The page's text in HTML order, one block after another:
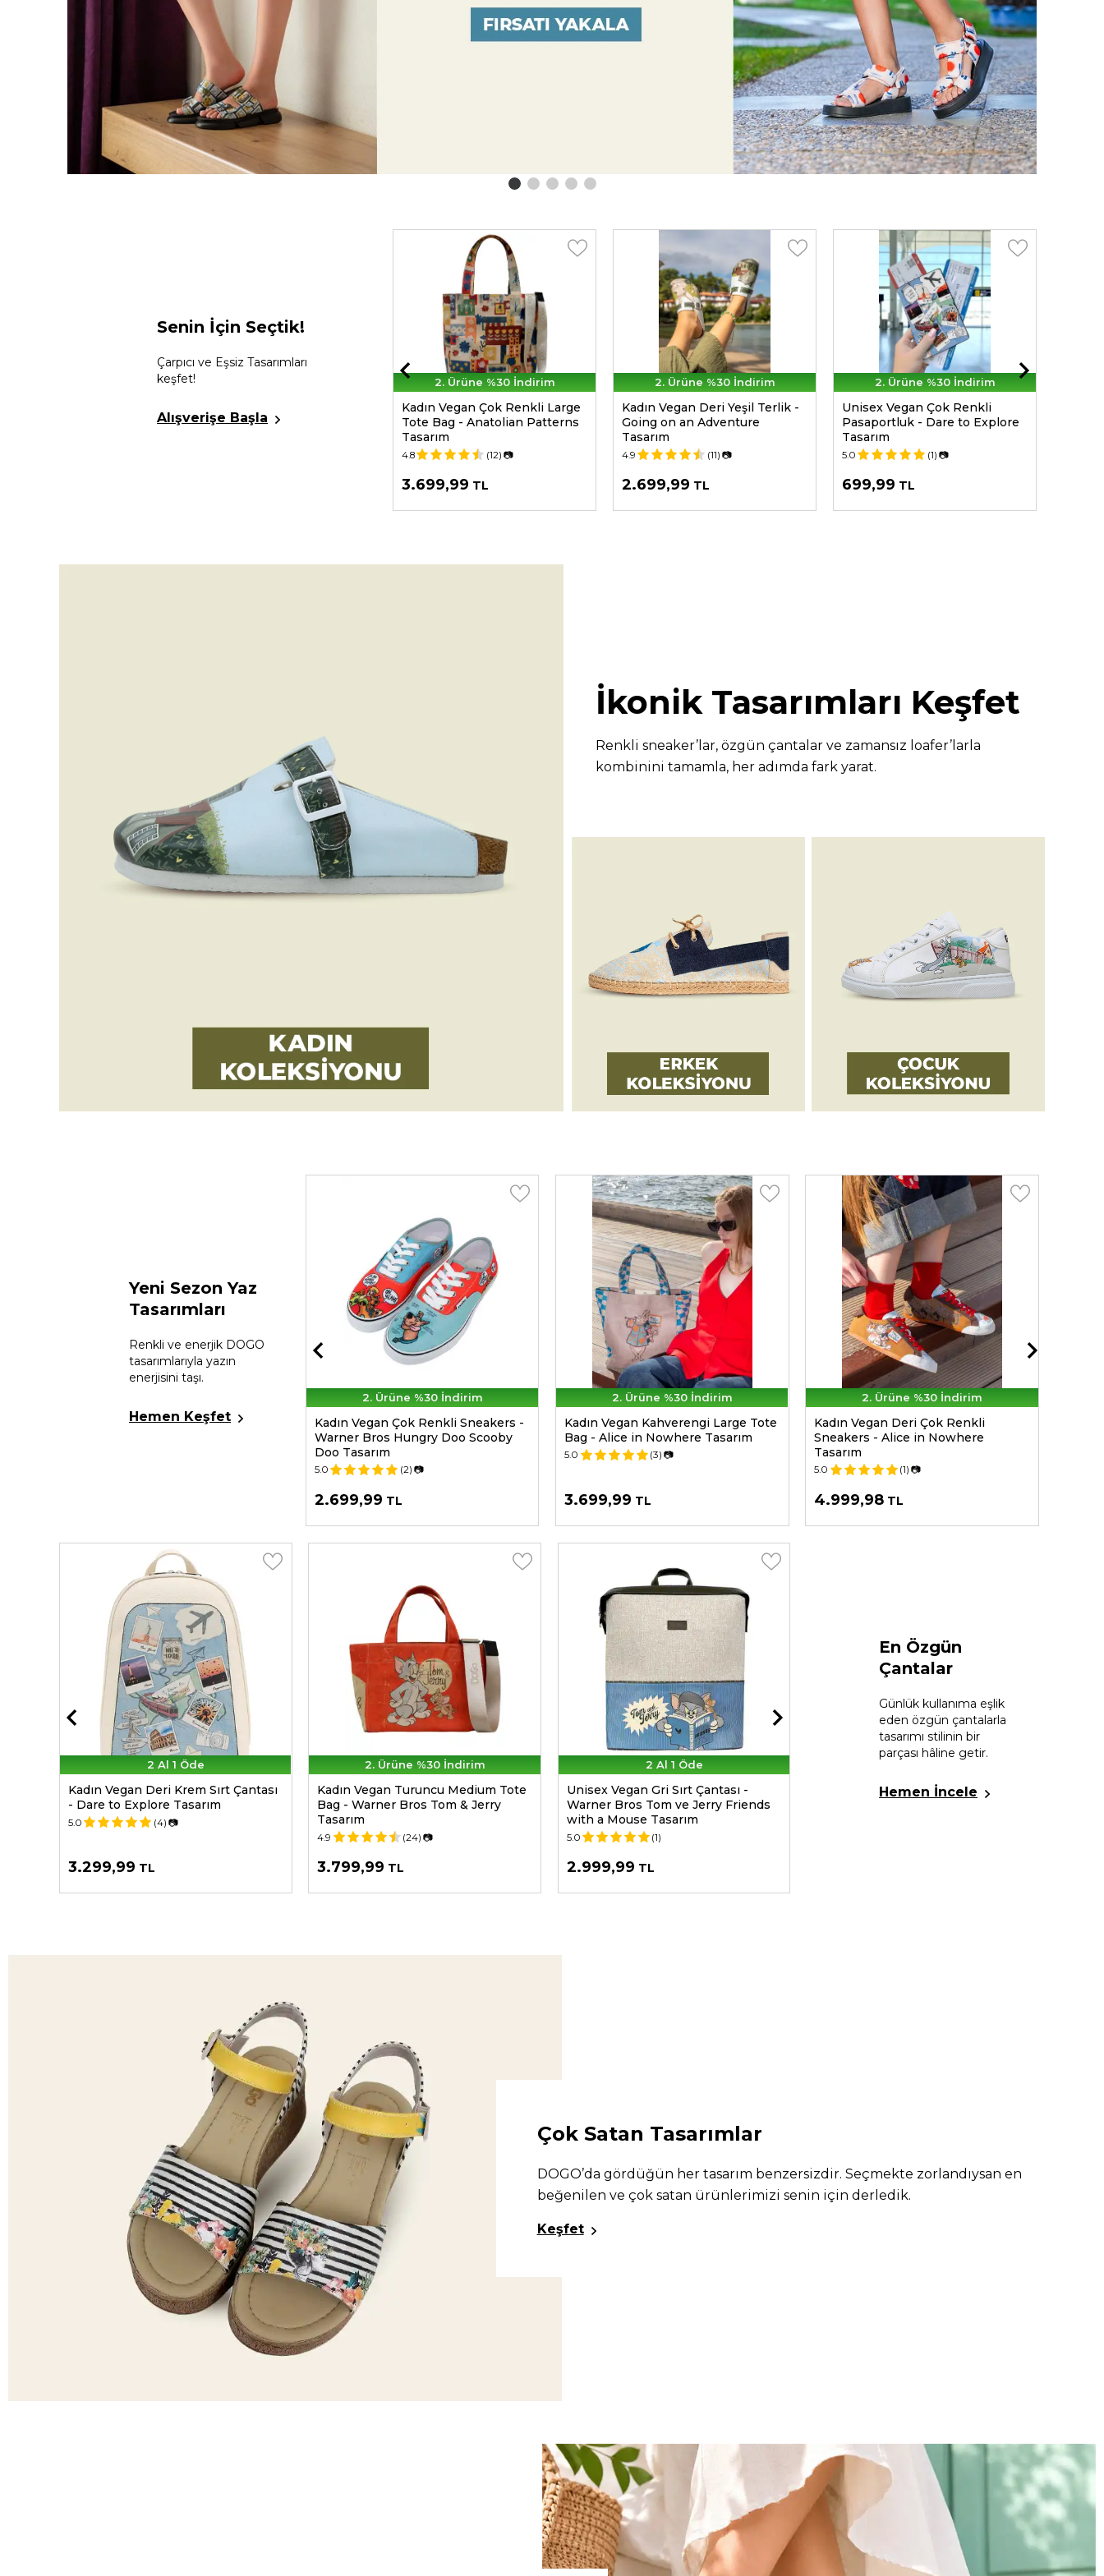
Senin İçin Seçtik!
Çarpıcı ve Eşsiz Tasarımları
keşfet!
Alışverişe Başla
Terlik - Anatolian Patterns
2. Ürüne %30 İndirim
Kadın Vegan Çok Renkli Large
Tote Bag - Anatolian Patterns
Tasarım
4.8 (12) 📷
3.699,99 TL
2. Ürüne %30 İndirim
Kadın Vegan Deri Yeşil Terlik -
Going on an Adventure
Tasarım
4.9 (11) 📷
2.699,99 TL
2. Ürüne %30 İndirim
Unisex Vegan Çok Renkli
Pasaportluk - Dare to Explore
Tasarım
5.0 (1) 📷
699,99 TL
İkonik Tasarımları Keşfet
Renkli sneaker’lar, özgün çantalar ve zamansız loafer’larla
kombinini tamamla, her adımda fark yarat.
Yeni Sezon Yaz
Tasarımları
Renkli ve enerjik DOGO
tasarımlarıyla yazın
enerjisini taşı.
Hemen Keşfet
Unisex Vegan Kırmızı Pasaportluk -
2. Ürüne %30 İndirim
Kadın Vegan Çok Renkli Sneakers -
Warner Bros Hungry Doo Scooby
Doo Tasarım
5.0 (2) 📷
2.699,99 TL
2. Ürüne %30 İndirim
Kadın Vegan Kahverengi Large Tote
Bag - Alice in Nowhere Tasarım
5.0 (3) 📷
3.699,99 TL
2. Ürüne %30 İndirim
Kadın Vegan Deri Çok Renkli
Sneakers - Alice in Nowhere
Tasarım
5.0 (1) 📷
4.999,98 TL
2 Al 1 Öde
Kadın Vegan Deri Krem Sırt Çantası
- Dare to Explore Tasarım
5.0 (4) 📷
3.299,99 TL
2. Ürüne %30 İndirim
Kadın Vegan Turuncu Medium Tote
Bag - Warner Bros Tom & Jerry
Tasarım
4.9 (24) 📷
3.799,99 TL
2 Al 1 Öde
Unisex Vegan Gri Sırt Çantası -
Warner Bros Tom ve Jerry Friends
with a Mouse Tasarım
5.0 (1)
2.999,99 TL
Kadın Vegan Çok Renkli Medium
En Özgün
Çantalar
Günlük kullanıma eşlik
eden özgün çantalarla
tasarımı stilinin bir
parçası hâline getir.
Hemen İncele
Çok Satan Tasarımlar
DOGO’da gördüğün her tasarım benzersizdir. Seçmekte zorlandıysan en
beğenilen ve çok satan ürünlerimizi senin için derledik.
Keşfet